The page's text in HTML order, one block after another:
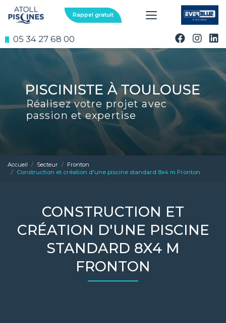
au
contenu
05 34 27 68 00
Rappel gratuit
Réalisez votre projet avec
passion et expertise
Accueil Secteur
Fronton
Construction et création d'une piscine standard 8x4 m Fronton
CONSTRUCTION ET
CRÉATION D'UNE PISCINE
STANDARD 8X4 M
FRONTON